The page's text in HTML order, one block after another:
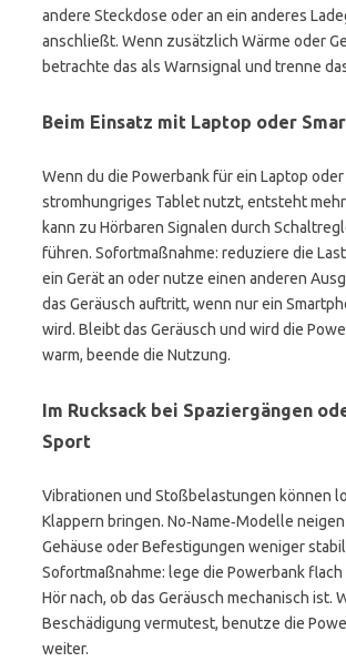
andere Steckdose oder an ein anderes
anschließt. Wenn zusätzlich Wärme oder
betrachte das als Warnsignal und trenne
Beim Einsatz mit Laptop oder
Wenn du die Powerbank für ein Laptop oder
stromhungriges Tablet nutzt, entsteht
kann zu Hörbaren Signalen durch
führen. Sofortmaßnahme: reduziere die
ein Gerät an oder nutze einen anderen
das Geräusch auftritt, wenn nur ein
wird. Bleibt das Geräusch und wird die
warm, beende die Nutzung.
Im Rucksack bei Spaziergängen
Sport
Vibrationen und Stoßbelastungen können
Klappern bringen. No‑Name‑Modelle
Gehäuse oder Befestigungen weniger
Sofortmaßnahme: lege die Powerbank
Hör nach, ob das Geräusch mechanisch ist.
Beschädigung vermutest, benutze die
weiter.